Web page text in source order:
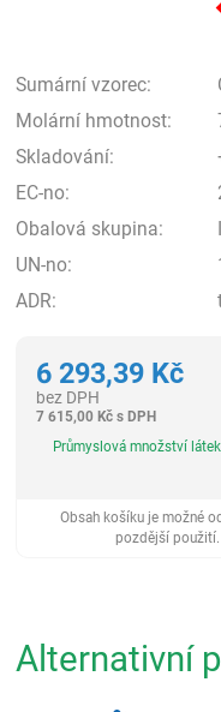
Sumární vzorec:
Molární hmotnost:
Skladování:
EC-no:
Obalová skupina:
UN-no:
ADR:
6 293,39 Kč
bez DPH
7 615,00Kč s DPH
Průmyslová množství
Obsah košíku je možné
pozdější použití.
Alternativní